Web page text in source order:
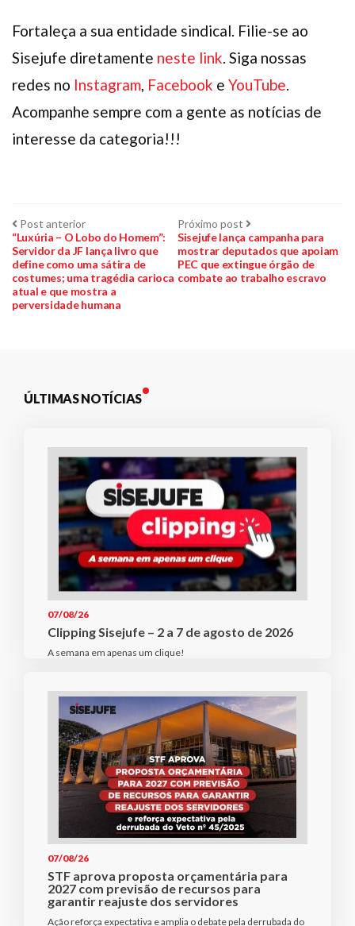
Fortaleça a sua entidade sindical. Filie-se ao
Sisejufe diretamente neste link. Siga nossas
redes no Instagram, Facebook e YouTube.
Acompanhe sempre com a gente as notícias de
interesse da categoria!!!
Navegação
de
Post
Post anteriorPost
anterior:
“Luxúria – O Lobo do Homem”:
Servidor da JF lança livro que
define como uma sátira de
costumes; uma tragédia carioca
atual e que mostra a
perversidade humana
Próximo post Próximo
post:
Sisejufe lança campanha para
mostrar deputados que apoiam
PEC que extingue órgão de
combate ao trabalho escravo
ÚLTIMAS NOTÍCIAS
07/08/26
Clipping Sisejufe – 2 a 7 de agosto de 2026
A semana em apenas um clique!
07/08/26
STF aprova proposta orçamentária para
2027 com previsão de recursos para
garantir reajuste dos servidores
Ação reforça expectativa e amplia o debate pela derrubada do